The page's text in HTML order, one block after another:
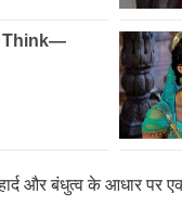
और बंधुत्व के आधार